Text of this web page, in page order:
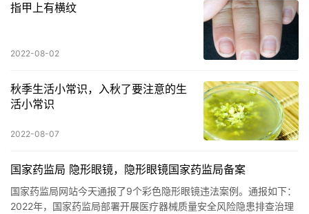
指甲上有横纹
2022-08-02
秋季生活小常识，入秋了要注意的生
活小常识
2022-08-07
国家药监局 隐形眼镜，隐形眼镜国家药监局备案
国家药监局网站今天通报了9个彩色隐形眼镜违法案例。通报如下：
2022年，国家药监局部署开展医疗器械质量安全风险隐患排查治理